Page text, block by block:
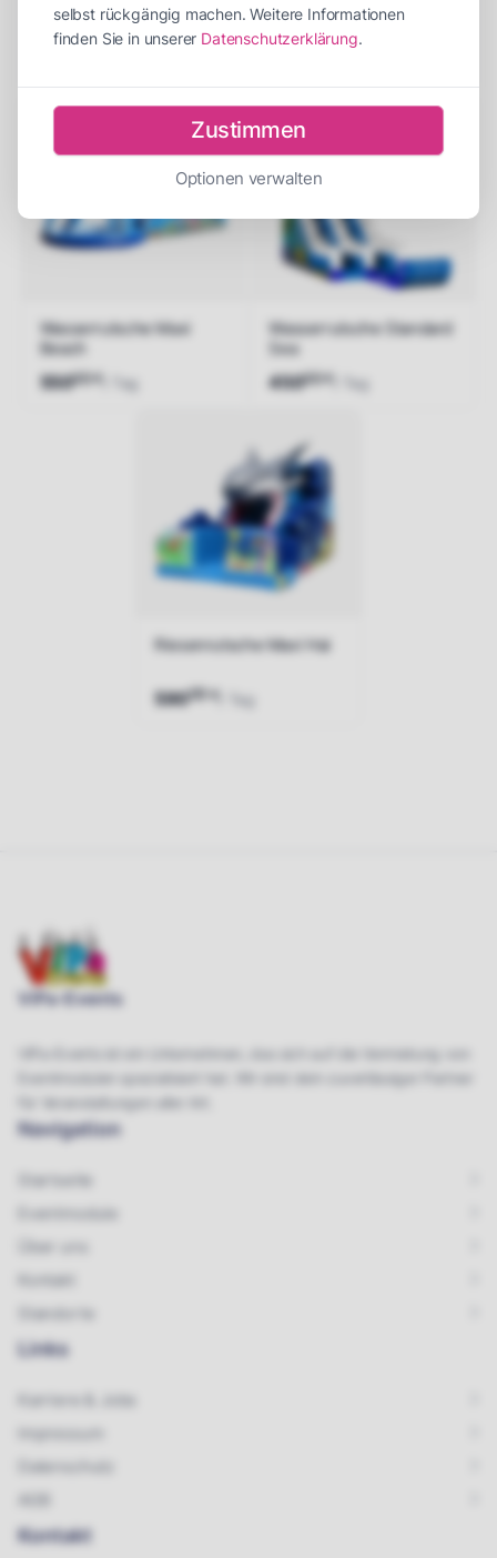
Limbo mit Palmen Surfsimulator
Wasserrutsche Maxi
Beach
55000 / Tag
Wasserrutsche Standard
Sea
45000 / Tag
Riesenrutsche Maxi Hai
59000 / Tag
ViPa-Events
ViPa-Events ist ein Unternehmen, das sich auf die Vermietung von
Eventmodulen spezialisiert hat. Wir sind dein zuverlässiger Partner
für Veranstaltungen aller Art.
Navigation
Kontakt
Standorte
Links
Datenschutz
Kontakt
selbst rückgängig machen. Weitere Informationen
finden Sie in unserer Datenschutzerklärung.
Optionen verwalten
Zustimmen